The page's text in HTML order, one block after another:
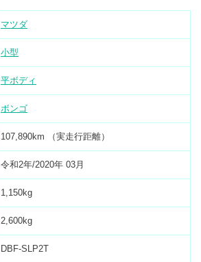
マツダ
小型
平ボディ
ボンゴ
107,890km （実走行距離）
令和2年/2020年 03月
1,150kg
2,600kg
DBF-SLP2T